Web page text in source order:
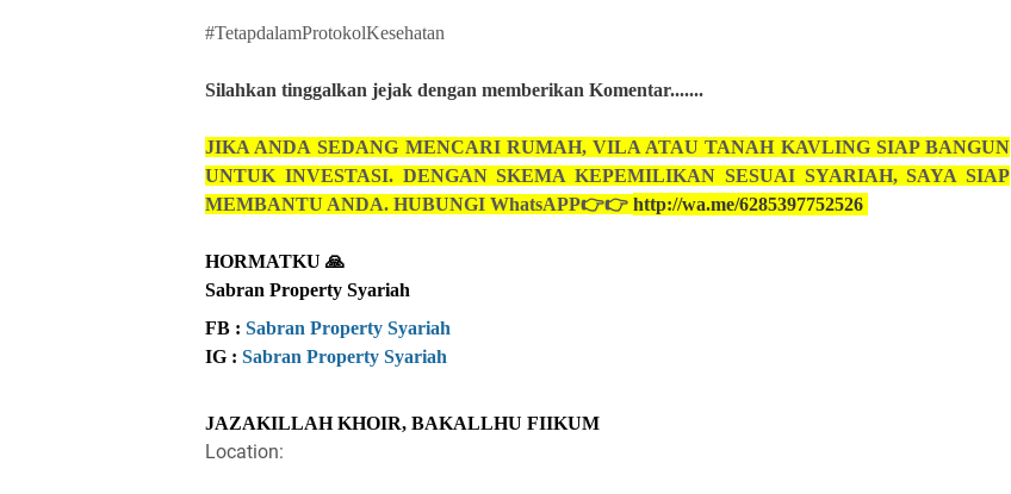
#TetapdalamProtokolKesehatan
Silahkan tinggalkan jejak dengan memberikan Komentar.......
JIKA ANDA SEDANG MENCARI RUMAH, VILA ATAU TANAH KAVLING SIAP BANGUN
UNTUK INVESTASI. DENGAN SKEMA KEPEMILIKAN SESUAI SYARIAH, SAYA SIAP
MEMBANTU ANDA. HUBUNGI WhatsAPP👉👉 http://wa.me/6285397752526
HORMATKU 🙏
Sabran Property Syariah
FB : Sabran Property Syariah
IG : Sabran Property Syariah
JAZAKILLAH KHOIR, BAKALLHU FIIKUM
Location: